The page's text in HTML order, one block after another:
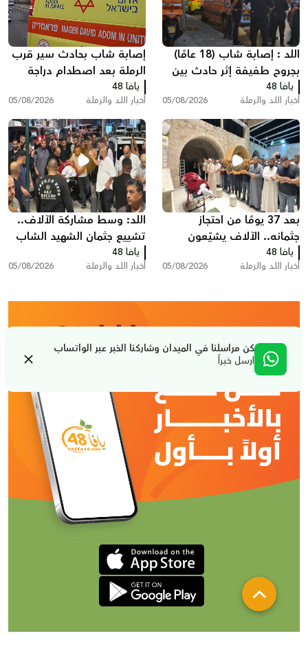
كن مراسلنا في الميدان وشاركنا الخبر عبر الواتساب
ارسل خبراً
اللد : إصابة شاب (18 عامًا)
بجروح طفيفة إثر حادث بين
مركبة وشاحنة سحب
يافا 48
أخبار اللد والرملة 05/08/2026
إصابة شاب بحادث سير قرب
الرملة بعد اصطدام دراجة
نارية بسيارة
يافا 48
أخبار اللد والرملة 05/08/2026
بعد 37 يومًا من احتجاز
جثمانه.. الآلاف يشيّعون
المغدور سامي أحمد
جعصوص في اللد
يافا 48
أخبار اللد والرملة 05/08/2026
اللد: وسط مشاركة الآلاف..
تشييع جثمان الشهيد الشاب
سامي جعصوص
يافا 48
أخبار اللد والرملة 05/08/2026